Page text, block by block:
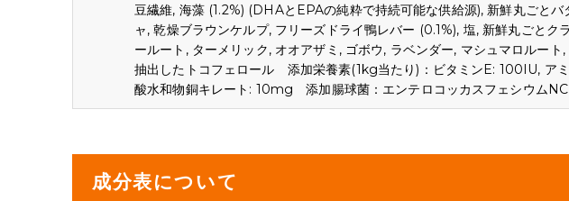
豆繊維, 海藻 (1.2%) (DHAとEPAの純粋で持続可能な供給源), 新鮮丸ごと
ャ, 乾燥ブラウンケルプ, フリーズドライ鴨レバー (0.1%), 塩, 新鮮丸ごとク
ールート, ターメリック, オオアザミ, ゴボウ, ラベンダー, マシュマロルー
抽出したトコフェロール 添加栄養素(1kg当たり)：ビタミンE: 100IU, ア
酸水和物銅キレート: 10mg 添加腸球菌：エンテロコッカスフェシウム
成分表について